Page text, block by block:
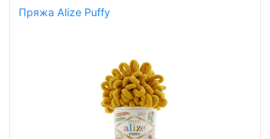
Пряжа Alize Puffy